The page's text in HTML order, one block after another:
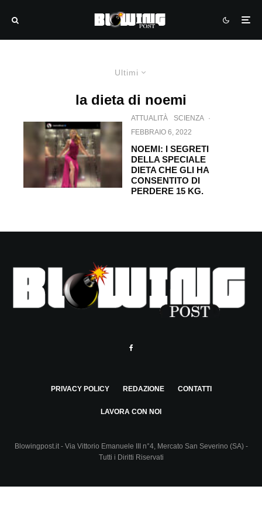
Ultimi
la dieta di noemi
ATTUALITÀ SCIENZA ·
FEBBRAIO 6, 2022
NOEMI: I SEGRETI
DELLA SPECIALE
DIETA CHE GLI HA
CONSENTITO DI
PERDERE 15 KG.
PRIVACY POLICY REDAZIONE CONTATTI
LAVORA CON NOI
Blowingpost.it - Via Vittorio Emanuele III n°4, Mercato San Severino (SA) -
Tutti i Diritti Riservati